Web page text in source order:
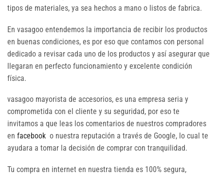
tipos de materiales, ya sea hechos a mano o listos de fabrica.
En vasagoo entendemos la importancia de recibir los productos
en buenas condiciones, es por eso que contamos con personal
dedicado a revisar cada uno de los productos y así asegurar que
llegaran en perfecto funcionamiento y excelente condición
física.
vasagoo mayorista de accesorios, es una empresa seria y
comprometida con el cliente y su seguridad, por eso te
invitamos a que leas los comentarios de nuestros compradores
en facebook o nuestra reputación a través de Google, lo cual te
ayudara a tomar la decisión de comprar con tranquilidad.
Tu compra en internet en nuestra tienda es 100% segura,